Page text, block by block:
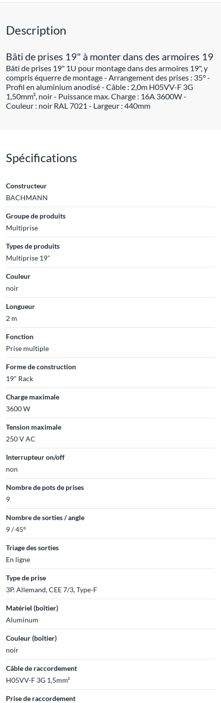
Description
Bâti de prises 19" à monter dans des armoires 19
Bâti de prises 19" 1U pour montage dans des armoires 19", y
compris équerre de montage - Arrangement des prises : 35° -
Profil en aluminium anodisé - Câble : 2,0m H05VV-F 3G
1,50mm², noir - Puissance max. Charge : 16A 3600W -
Couleur : noir RAL 7021 - Largeur : 440mm
Spécifications
Constructeur
BACHMANN
Groupe de produits
Multiprise
Types de produits
Multiprise 19"
Couleur
noir
Longueur
2 m
Fonction
Prise multiple
Forme de construction
19" Rack
Charge maximale
3600 W
Tension maximale
250 V AC
Interrupteur on/off
non
Nombre de pots de prises
9
Nombre de sorties / angle
9 / 45°
Triage des sorties
En ligne
Type de prise
3P. Allemand, CEE 7/3, Type-F
Matériel (boîtier)
Aluminum
Couleur (boîtier)
noir
Câble de raccordement
H05VV-F 3G 1,5mm²
Prise de raccordement